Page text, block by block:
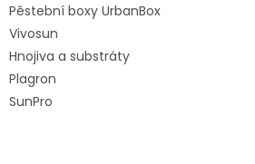
Pěstební boxy UrbanBox
Vivosun
Hnojiva a substráty
Plagron
SunPro